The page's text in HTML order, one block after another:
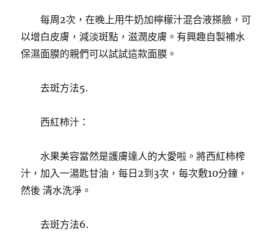
每周2次，在晚上用牛奶加檸檬汁混合液搽臉，可
以增白皮膚，減淡斑點，滋潤皮膚。有興趣自製補水
保濕面膜的親們可以試試這款面膜。
去斑方法5.
西紅柿汁：
水果美容當然是護膚達人的大愛啦。將西紅柿榨
汁，加入一湯匙甘油，每日2到3次，每次敷10分鐘，
然後 清水洗凈。
去斑方法6.